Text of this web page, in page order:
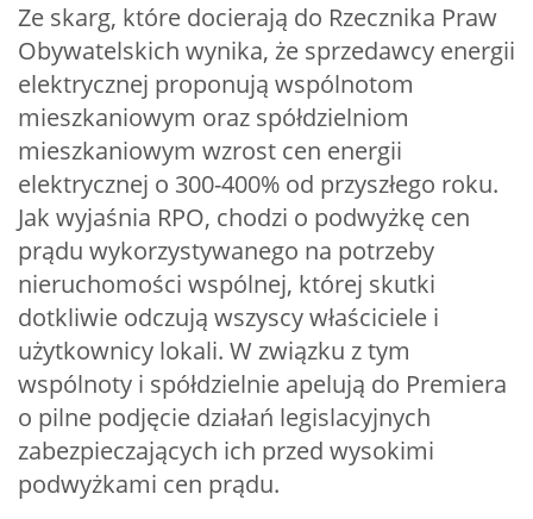
Ze skarg, które docierają do Rzecznika Praw
Obywatelskich wynika, że sprzedawcy energii
elektrycznej proponują wspólnotom
mieszkaniowym oraz spółdzielniom
mieszkaniowym wzrost cen energii
elektrycznej o 300-400% od przyszłego roku.
Jak wyjaśnia RPO, chodzi o podwyżkę cen
prądu wykorzystywanego na potrzeby
nieruchomości wspólnej, której skutki
dotkliwie odczują wszyscy właściciele i
użytkownicy lokali. W związku z tym
wspólnoty i spółdzielnie apelują do Premiera
o pilne podjęcie działań legislacyjnych
zabezpieczających ich przed wysokimi
podwyżkami cen prądu.